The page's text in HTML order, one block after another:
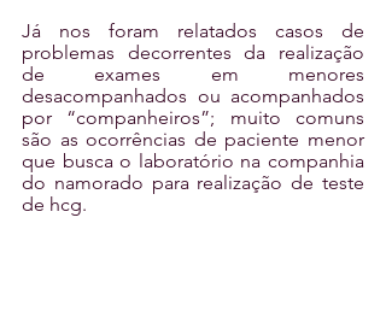
Já nos foram relatados casos de
problemas decorrentes da realização
de exames em menores
desacompanhados ou acompanhados
por “companheiros”; muito comuns
são as ocorrências de paciente menor
que busca o laboratório na companhia
do namorado para realização de teste
de hcg.